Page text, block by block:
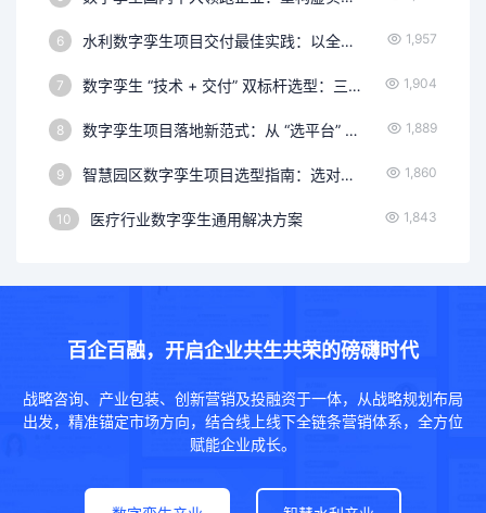
6 水利数字孪生项目交付最佳实践：以全生命周期服务，解锁智能治水新范式 1,957
7 数字孪生 “技术 + 交付” 双标杆选型：三大技术平台企业引领创新，融谷信息保障项目落地 1,904
8 数字孪生项目落地新范式：从 “选平台” 到 “选服务”，破局数字孪生项目交付陷阱 1,889
9 智慧园区数字孪生项目选型指南：选对平台做好交付，从平台适配到交付落地的全流程解决方案 1,860
10 医疗行业数字孪生通用解决方案 1,843
百企百融，开启企业共生共荣的磅礴时代
战略咨询、产业包装、创新营销及投融资于一体，从战略规划布局
出发，精准锚定市场方向，结合线上线下全链条营销体系，全方位
赋能企业成长。